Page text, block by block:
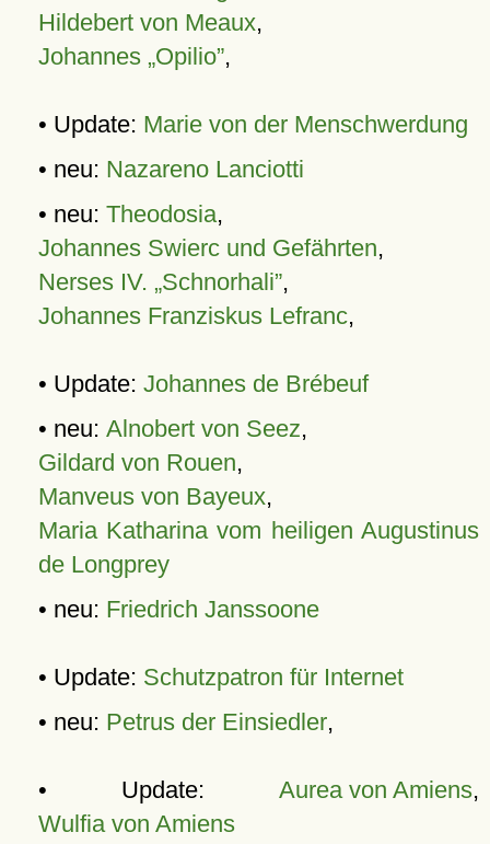
Hildebert von Meaux,
Johannes „Opilio”,
• Update: Marie von der Menschwerdung
• neu: Nazareno Lanciotti
• neu: Theodosia,
Johannes Swierc und Gefährten,
Nerses IV. „Schnorhali”,
Johannes Franziskus Lefranc,
• Update: Johannes de Brébeuf
• neu: Alnobert von Seez,
Gildard von Rouen,
Manveus von Bayeux,
Maria Katharina vom heiligen Augustinus
de Longprey
• neu: Friedrich Janssoone
• Update: Schutzpatron für Internet
• neu: Petrus der Einsiedler,
• Update: Aurea von Amiens,
Wulfia von Amiens